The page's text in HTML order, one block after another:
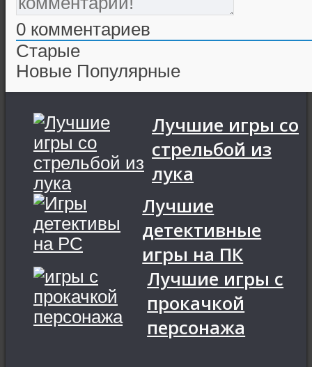
0 комментариев
Старые
Новые Популярные
Лучшие игры со
стрельбой из
лука
Лучшие
детективные
игры на ПК
Лучшие игры с
прокачкой
персонажа